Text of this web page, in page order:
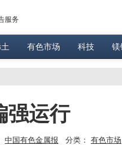
服务
有色市场 科技 镁
强运行
中国有色金属报 分类： 有色市场